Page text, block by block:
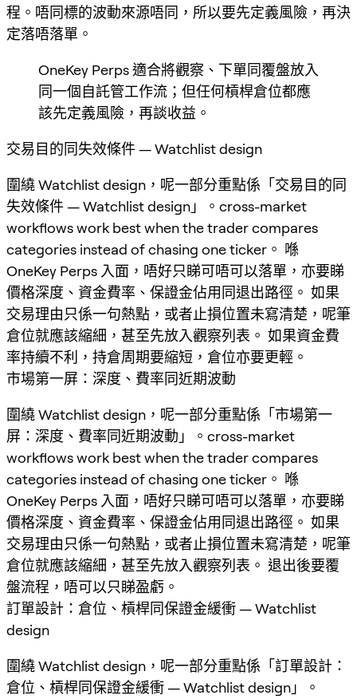
程。唔同標的波動來源唔同，所以要先定義風險，再決
定落唔落單。
OneKey Perps 適合將觀察、下單同覆盤放入
同一個自託管工作流；但任何槓桿倉位都應
該先定義風險，再談收益。
交易目的同失效條件 — Watchlist design
圍繞 Watchlist design，呢一部分重點係「交易目的同
失效條件 — Watchlist design」。cross-market
workflows work best when the trader compares
categories instead of chasing one ticker。 喺
OneKey Perps 入面，唔好只睇可唔可以落單，亦要睇
價格深度、資金費率、保證金佔用同退出路徑。 如果
交易理由只係一句熱點，或者止損位置未寫清楚，呢筆
倉位就應該縮細，甚至先放入觀察列表。 如果資金費
率持續不利，持倉周期要縮短，倉位亦要更輕。
市場第一屏：深度、費率同近期波動
圍繞 Watchlist design，呢一部分重點係「市場第一
屏：深度、費率同近期波動」。cross-market
workflows work best when the trader compares
categories instead of chasing one ticker。 喺
OneKey Perps 入面，唔好只睇可唔可以落單，亦要睇
價格深度、資金費率、保證金佔用同退出路徑。 如果
交易理由只係一句熱點，或者止損位置未寫清楚，呢筆
倉位就應該縮細，甚至先放入觀察列表。 退出後要覆
盤流程，唔可以只睇盈虧。
訂單設計：倉位、槓桿同保證金緩衝 — Watchlist
design
圍繞 Watchlist design，呢一部分重點係「訂單設計：
倉位、槓桿同保證金緩衝 — Watchlist design」。